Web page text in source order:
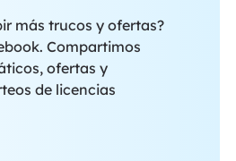
más trucos y ofertas?
Compartimos
ofertas y
de licencias